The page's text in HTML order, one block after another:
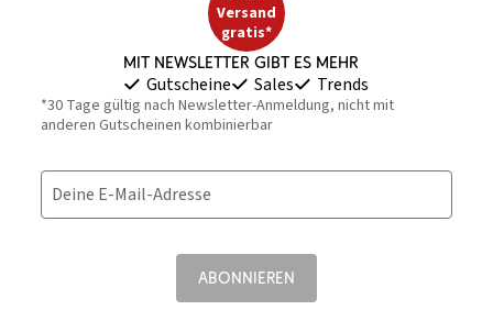
Versand
gratis*
Mit Newsletter gibt es mehr
Gutscheine Sales Trends
*30 Tage gültig nach Newsletter-Anmeldung, nicht mit
anderen Gutscheinen kombinierbar
Deine E-Mail-Adresse
ABONNIEREN